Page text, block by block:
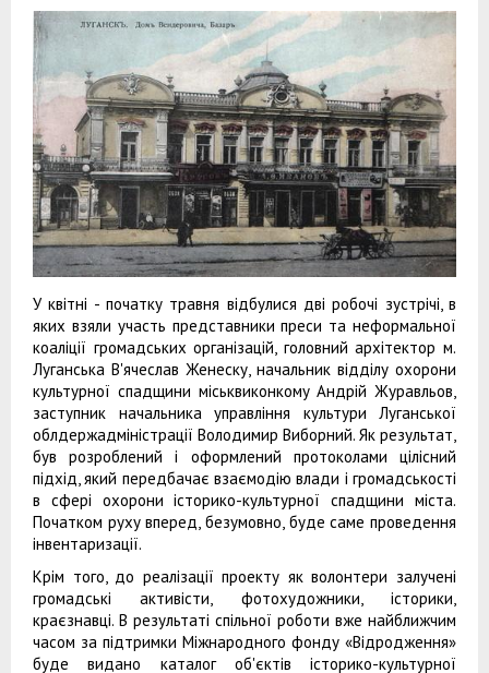
У квітні - початку травня відбулися дві робочі зустрічі, в
яких взяли участь представники преси та неформальної
коаліції громадських організацій, головний архітектор м.
Луганська В'ячеслав Женеску, начальник відділу охорони
культурної спадщини міськвиконкому Андрій Журавльов,
заступник начальника управління культури Луганської
облдержадміністрації Володимир Виборний. Як результат,
був розроблений і оформлений протоколами цілісний
підхід, який передбачає взаємодію влади і громадськості
в сфері охорони історико-культурної спадщини міста.
Початком руху вперед, безумовно, буде саме проведення
інвентаризації.
Крім того, до реалізації проекту як волонтери залучені
громадські активісти, фотохудожники, історики,
краєзнавці. В результаті спільної роботи вже найближчим
часом за підтримки Міжнародного фонду «Відродження»
буде видано каталог об'єктів історико-культурної